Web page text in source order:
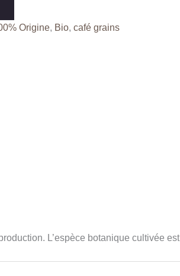
Origine, Bio,café grains
L’espèce botanique cultivée est